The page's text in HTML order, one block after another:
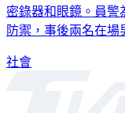
密錄器和眼鏡。員警
防禦，事後兩名在場
社會